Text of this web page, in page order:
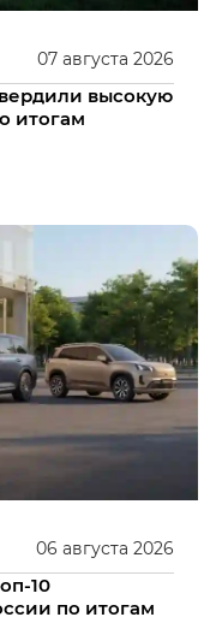
07 августа 2026
высокую
итогам
06 августа 2026
10
по итогам